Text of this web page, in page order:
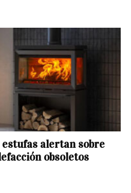
alertan sobre
obsoletos